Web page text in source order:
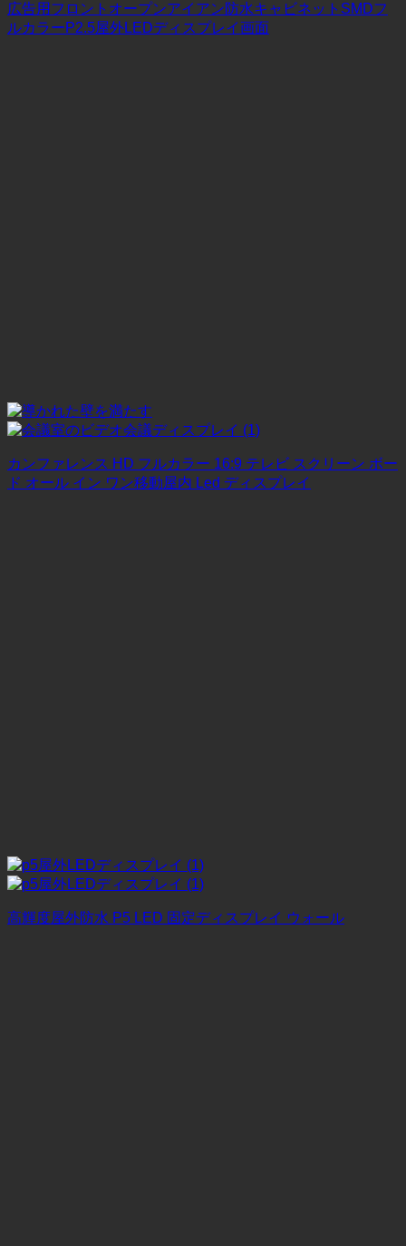
広告用フロントオープンアイアン防水キャビネットSMDフ
ルカラーP2.5屋外LEDディスプレイ画面
カンファレンス HD フルカラー 16:9 テレビ スクリーン ボー
ド オール イン ワン移動屋内 Led ディスプレイ
高輝度屋外防水 P5 LED 固定ディスプレイ ウォール